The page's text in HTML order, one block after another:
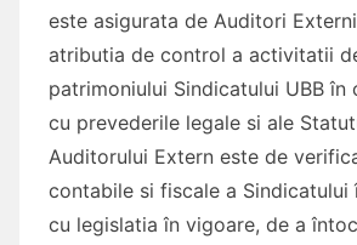
este asigurata de Auditori
atributia de control a activitatii
patrimoniului Sindicatului UBB
cu prevederile legale si ale
Auditorului Extern este de
contabile si fiscale a
cu legislatia în vigoare, de a